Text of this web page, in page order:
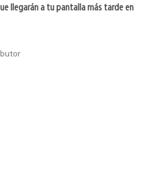
llegarán a tu pantalla más tarde en